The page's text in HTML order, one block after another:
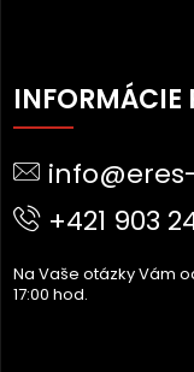
Á
P
T
INFORMÁCIE
+421 903
Na Vaše otázky Vám
17:00 hod.